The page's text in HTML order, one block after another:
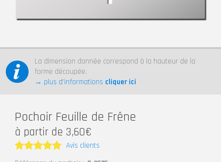
La dimension donnée correspond à la hauteur de la
forme découpée.
→ plus d’informations cliquer ici
Pochoir Feuille de Frêne
à partir de 3,60€
Note5
Avis clients